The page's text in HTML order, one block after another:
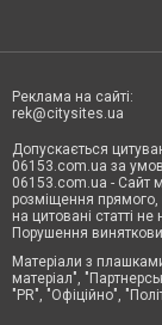
Реклама на сайті:
rek@citysites.ua
Допускається
06153.com.ua за
06153.com.ua - Сайт
розміщення прямого,
на цитовані статті
Порушення
Матеріали з
матеріал",
"PR", "Офіційно",